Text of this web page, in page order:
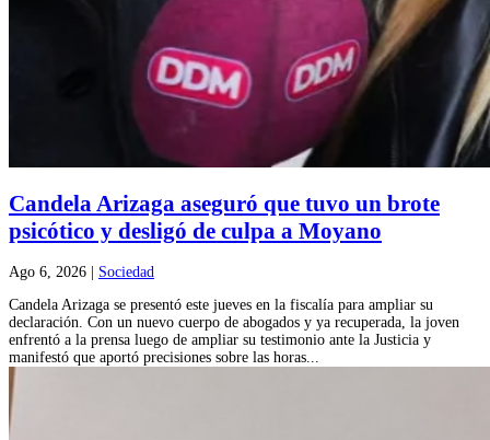
Candela Arizaga aseguró que tuvo un brote
psicótico y desligó de culpa a Moyano
Ago 6, 2026
Sociedad
Candela Arizaga se presentó este jueves en la fiscalía para ampliar su
declaración. Con un nuevo cuerpo de abogados y ya recuperada, la joven
enfrentó a la prensa luego de ampliar su testimonio ante la Justicia y
manifestó que aportó precisiones sobre las horas...